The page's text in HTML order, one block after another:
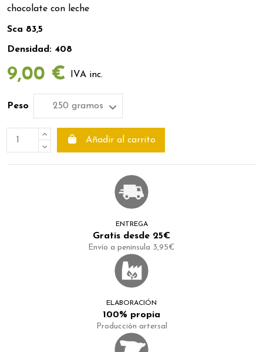
chocolate con leche
Sca 83,5
Densidad: 408
9,00 € IVA inc.
Peso
Añadir al carrito
ENTREGA
Gratis desde 25€
Envío a peninsula 3,95€
ELABORACIÓN
100% propia
Producción artersal